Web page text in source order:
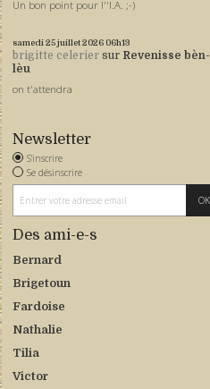
Un bon point pour l''I.A. ;-)
samedi 25juillet 2026 06h13
brigitte celerier sur Revenisse bèn-
lèu
on t'attendra
Newsletter
S'inscrire
Se désinscrire
Des ami-e-s
Bernard
Brigetoun
Fardoise
Nathalie
Tilia
Victor